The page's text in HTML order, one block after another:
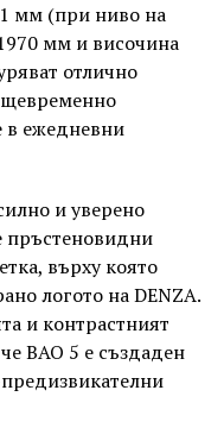
мм (при ниво на
мм и височина
отлично
в ежедневни
и уверено
пръстеновидни
върху която
логото на DENZA.
и контрастният
BAO 5 е създаден